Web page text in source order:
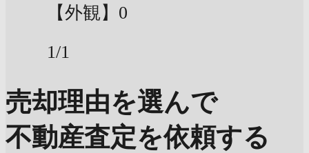
【外観】0
1/1
売却理由を選んで
不動産査定を依頼する